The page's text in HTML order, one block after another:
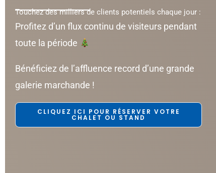
Touchez des milliers de clients potentiels chaque jour :
Profitez d’un flux continu de visiteurs pendant
toute la période
Bénéficiez de l’affluence record d’une grande
galerie marchande !
CLIQUEZ ICI POUR RÉSERVER VOTRE
CHALET OU STAND